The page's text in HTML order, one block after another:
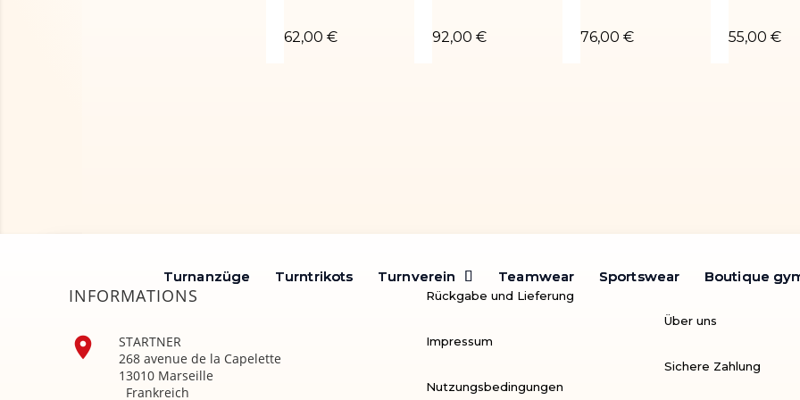
62,00 € 92,00 € 76,00 € 55,00 €
Turnanzüge Turntrikots Turnverein Teamwear Sportswear Boutique
Turnanzüge Turntrikots Turnverein Teamwear Sportswear Boutique
INFORMATIONS

STARTNER
268 avenue de la Capelette
13010 Marseille
Frankreich
Rückgabe und Lieferung
Impressum
Nutzungsbedingungen
Über uns
Sichere Zahlung